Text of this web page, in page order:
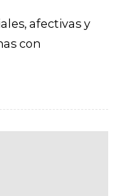
afectivas y
con